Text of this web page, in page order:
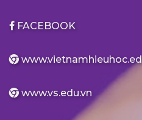
FACEBOOK
www.vs.edu.vn